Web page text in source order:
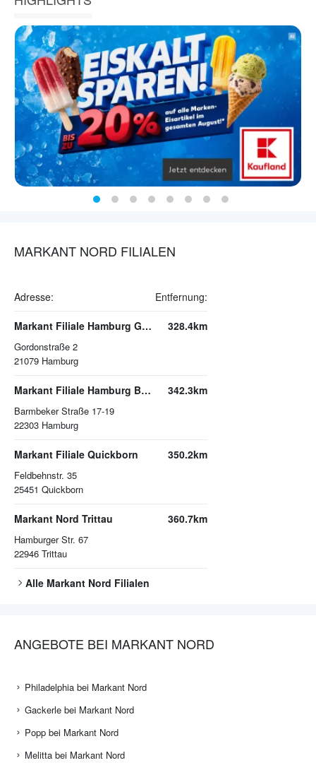
MARKANT NORD FILIALEN
Adresse: Entfernung:
Markant Filiale Hamburg Gordonstraße
Gordonstraße 2
21079 Hamburg
328.4km
Markant Filiale Hamburg Barmbeker Straße
Barmbeker Straße 17-19
22303 Hamburg
342.3km
Markant Filiale Quickborn
Feldbehnstr. 35
25451 Quickborn
350.2km
Markant Nord Trittau
Hamburger Str. 67
22946 Trittau
360.7km
Alle Markant Nord Filialen
ANGEBOTE BEI MARKANT NORD
Philadelphia bei Markant Nord
Gackerle bei Markant Nord
Popp bei Markant Nord
Melitta bei Markant Nord